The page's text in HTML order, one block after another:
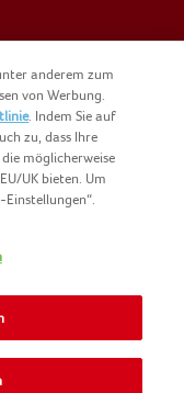
anderem zum
von Werbung.
. Indem Sie auf
zu, dass Ihre
möglicherweise
UK bieten. Um
Einstellungen“.